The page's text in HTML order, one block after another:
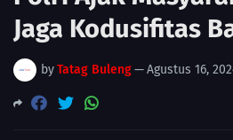
Jaga Kodusifitas
byTatag Buleng—Agustus 16,